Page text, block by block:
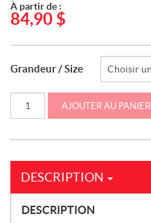
À partir de :
84,90 $
Grandeur / Size
Molleton
Varsity»
4568)
AJOUTER AU PANIER
DESCRIPTION
DESCRIPTION